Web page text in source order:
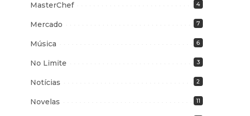
MasterChef 4
Mercado 7
Música 6
No Limite 3
Notícias 2
Novelas 11